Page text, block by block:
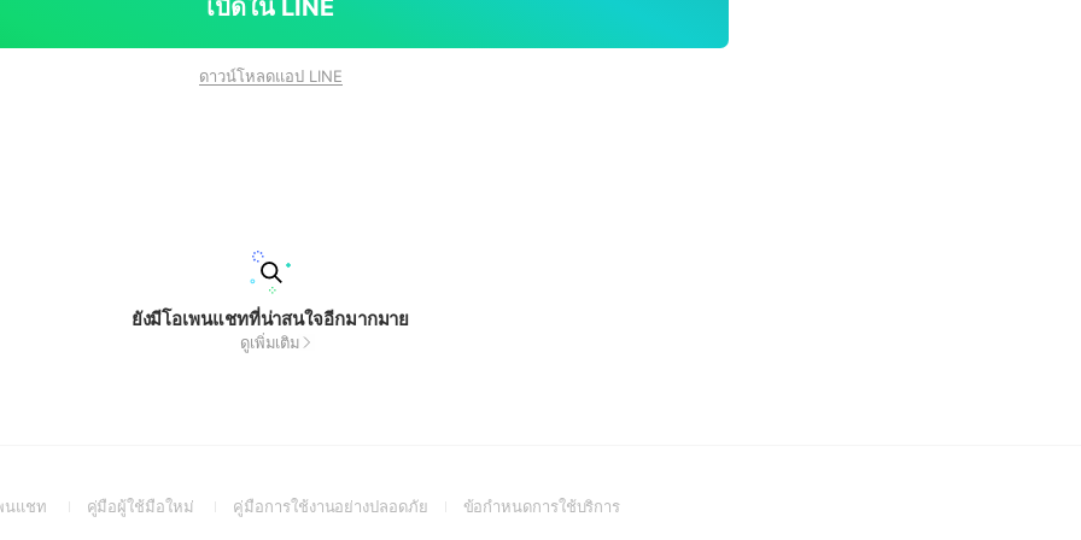
เปิดใน LINE
ดาวน์โหลดแอป LINE
ยังมีโอเพนแชทที่น่าสนใจอีกมากมาย
ดูเพิ่มเติม
นแชท
(Openคู่มือผู้ใช้มือใหม่
(Openคู่มือการใช้งานอย่างปลอดภัย(Openข้อกำหนดการใช้บริการ(Open